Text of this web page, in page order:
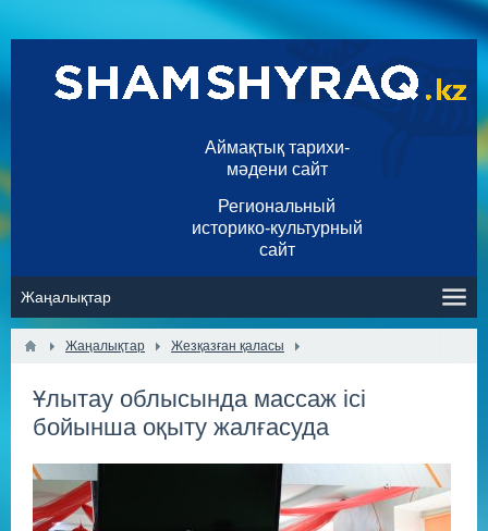
Аймақтық тарихи-
мәдени сайт
Региональный
историко-культурный
сайт
Жаңалықтар Жезқазған қаласы
​Ұлытау облысында массаж ісі
бойынша оқыту жалғасуда